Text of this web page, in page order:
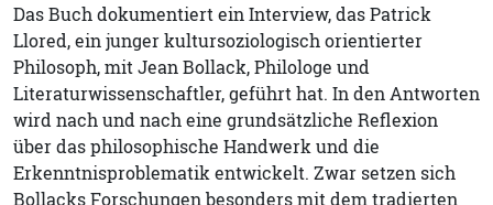
Das Buch dokumentiert ein Interview, das Patrick
Llored, ein junger kultursoziologisch orientierter
Philosoph, mit Jean Bollack, Philologe und
Literaturwissenschaftler, geführt hat. In den Antworten
wird nach und nach eine grundsätzliche Reflexion
über das philosophische Handwerk und die
Erkenntnisproblematik entwickelt. Zwar setzen sich
Bollacks Forschungen besonders mit dem tradierten